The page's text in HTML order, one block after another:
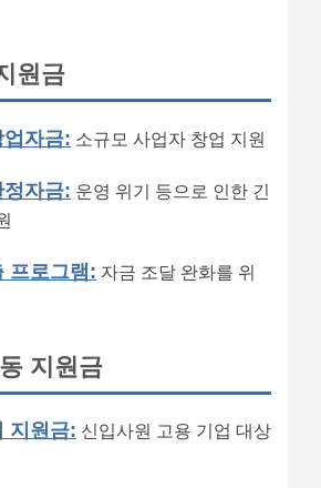
원금
자금: 소규모 사업자 창업 지원
자금: 운영 위기 등으로 인한 긴
프로그램: 자금 조달 완화를 위
지원금
지원금: 신입사원 고용 기업 대상